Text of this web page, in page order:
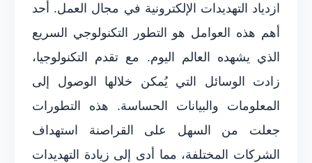
ازدياد التهديدات الإلكترونية في مجال العمل. أحد
أهم هذه العوامل هو التطور التكنولوجي السريع
الذي يشهده العالم اليوم. مع تقدم التكنولوجيا،
زادت الوسائل التي يُمكن خلالها الوصول إلى
المعلومات والبيانات الحساسة. هذه التطورات
جعلت من السهل على القراصنة استهداف
الشركات المختلفة، مما أدى إلى زيادة التهديدات